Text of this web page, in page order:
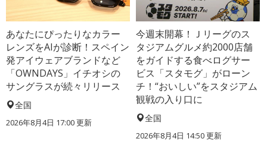
あなたにぴったりなカラー
レンズをAIが診断！スペイン
発アイウェアブランドなど
「OWNDAYS」イチオシの
サングラスが続々リリース
全国
2026年8月4日 17:00更新
今週末開幕！Ｊリーグのス
タジアムグルメ約2000店舗
をガイドする食べログサー
ビス「スタモグ」がローン
チ！“おいしい”をスタジアム
観戦の入り口に
全国
2026年8月4日 14:50更新